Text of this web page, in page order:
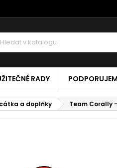
RADY
a doplňky Team Corally